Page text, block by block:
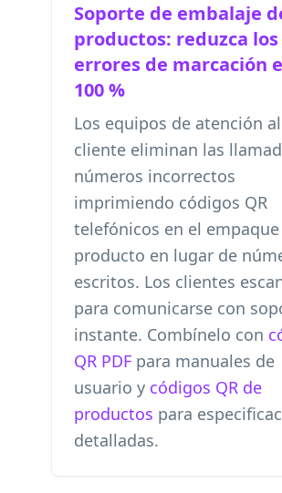
Soporte de embalaje
productos: reduzca los
errores de marcación
100 %
Los equipos de atención al
cliente eliminan las
números incorrectos
imprimiendo códigos QR
telefónicos en el empaque
producto en lugar de
escritos. Los clientes
para comunicarse con
instante. Combínelo con
QR PDF para manuales de
usuario y códigos QR de
productos para
detalladas.